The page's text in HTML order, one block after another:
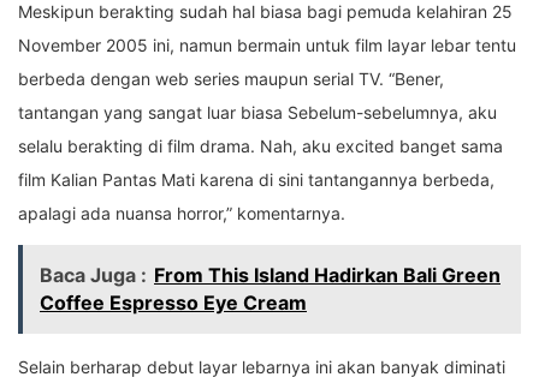
Meskipun berakting sudah hal biasa bagi pemuda kelahiran 25
November 2005 ini, namun bermain untuk film layar lebar tentu
berbeda dengan web series maupun serial TV. “Bener,
tantangan yang sangat luar biasa Sebelum-sebelumnya, aku
selalu berakting di film drama. Nah, aku excited banget sama
film Kalian Pantas Mati karena di sini tantangannya berbeda,
apalagi ada nuansa horror,” komentarnya.
Baca Juga : From This Island Hadirkan Bali Green
Coffee Espresso Eye Cream
Selain berharap debut layar lebarnya ini akan banyak diminati